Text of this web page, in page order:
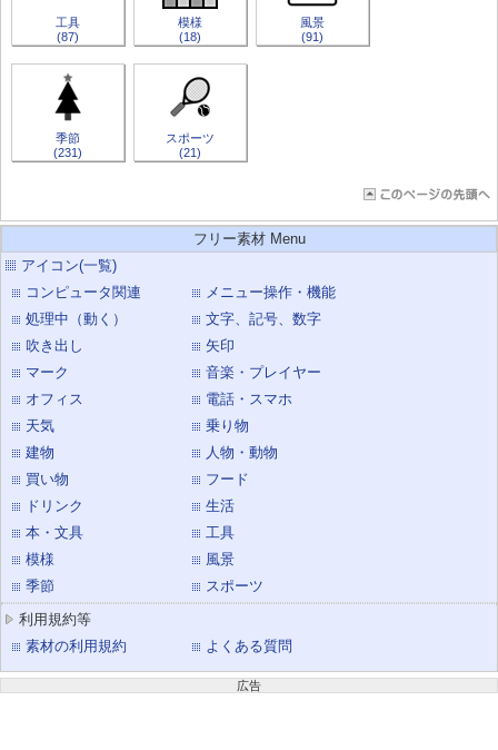
工具
(87)
模様
(18)
風景
(91)
季節
(231)
スポーツ
(21)
フリー素材 Menu
アイコン(一覧)
コンピュータ関連
メニュー操作・機能
処理中（動く）
文字、記号、数字
吹き出し
矢印
マーク
音楽・プレイヤー
オフィス
電話・スマホ
天気
乗り物
建物
人物・動物
買い物
フード
ドリンク
生活
本・文具
工具
模様
風景
季節
スポーツ
利用規約等
素材の利用規約
よくある質問
広告